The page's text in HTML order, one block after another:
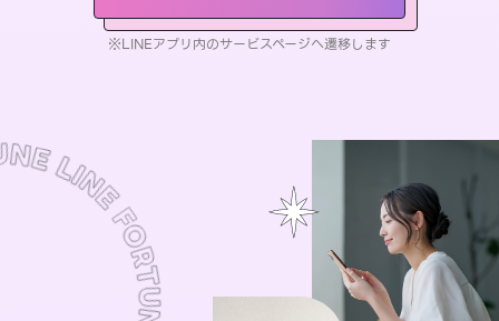
※LINEアプリ内のサービスページへ遷移します